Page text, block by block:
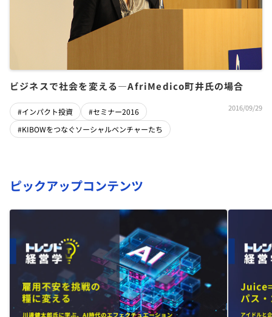
ビジネスで社会を変える―AfriMedico町井氏の場合
#インパクト投資
#セミナー2016
#KIBOWをつなぐソーシャルベンチャーたち
2016/09/29
ピックアップコンテンツ